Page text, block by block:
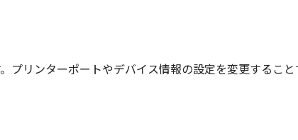
プリンターポートやデバイス情報の設定を変更するこ